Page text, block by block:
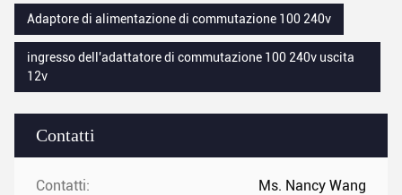
Contatti
Contatti: Ms. Nancy Wang
Adaptore di alimentazione di commutazione 100 240v
ingresso dell'adattatore di commutazione 100 240v uscita
12v